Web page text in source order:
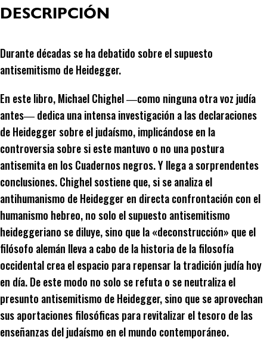
DESCRIPCIÓN
Durante décadas se ha debatido sobre el supuesto
antisemitismo de Heidegger.
En este libro, Michael Chighel ―como ninguna otra voz judía
antes― dedica una intensa investigación a las declaraciones
de Heidegger sobre el judaísmo, implicándose en la
controversia sobre si este mantuvo o no una postura
antisemita en los Cuadernos negros. Y llega a sorprendentes
conclusiones. Chighel sostiene que, si se analiza el
antihumanismo de Heidegger en directa confrontación con el
humanismo hebreo, no solo el supuesto antisemitismo
heideggeriano se diluye, sino que la «deconstrucción» que el
filósofo alemán lleva a cabo de la historia de la filosofía
occidental crea el espacio para repensar la tradición judía hoy
en día. De este modo no solo se refuta o se neutraliza el
presunto antisemitismo de Heidegger, sino que se aprovechan
sus aportaciones filosóficas para revitalizar el tesoro de las
enseñanzas del judaísmo en el mundo contemporáneo.